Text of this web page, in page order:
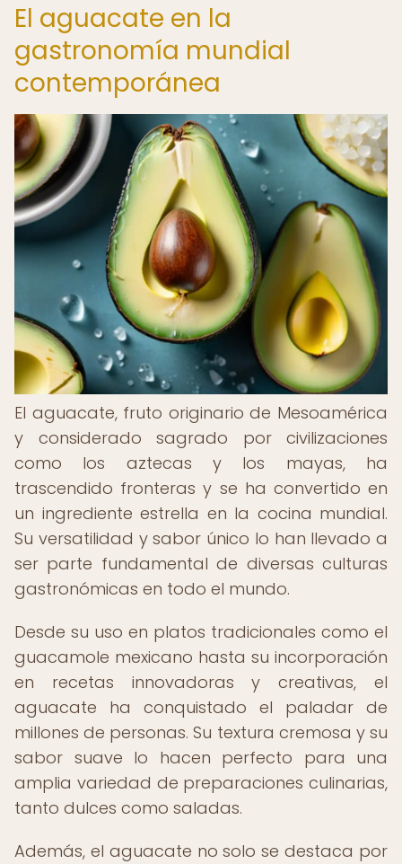
El aguacate en la
gastronomía mundial
contemporánea
El aguacate, fruto originario de Mesoamérica
y considerado sagrado por civilizaciones
como los aztecas y los mayas, ha
trascendido fronteras y se ha convertido en
un ingrediente estrella en la cocina mundial.
Su versatilidad y sabor único lo han llevado a
ser parte fundamental de diversas culturas
gastronómicas en todo el mundo.
Desde su uso en platos tradicionales como el
guacamole mexicano hasta su incorporación
en recetas innovadoras y creativas, el
aguacate ha conquistado el paladar de
millones de personas. Su textura cremosa y su
sabor suave lo hacen perfecto para una
amplia variedad de preparaciones culinarias,
tanto dulces como saladas.
Además, el aguacate no solo se destaca por